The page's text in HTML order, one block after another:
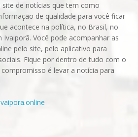
site de notícias que tem como
de qualidade para você ficar
acontece na política, no Brasil, no
Ivaiporã. Você pode acompanhar as
pelo site, pelo aplicativo para
Fique por dentro de tudo com o
é levar a notícia para